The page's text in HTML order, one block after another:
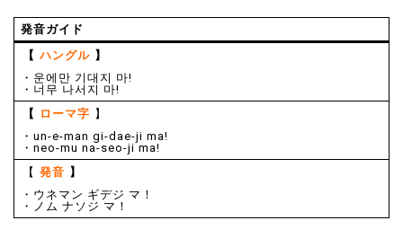
発音ガイド
【 ハングル 】
・운에만 기대지 마!
・너무 나서지 마!
【 ローマ字 】
・un-e-man gi-dae-ji ma!
・neo-mu na-seo-ji ma!
【 発音 】
・ウネマン ギデジ マ！
・ノム ナソジ マ！